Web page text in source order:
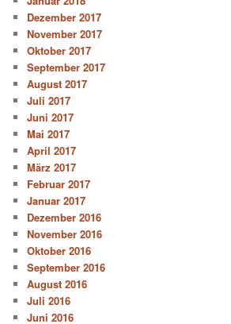
Dezember 2017
November 2017
Oktober 2017
September 2017
August 2017
Juli 2017
Juni 2017
Mai 2017
April 2017
März 2017
Februar 2017
Januar 2017
Dezember 2016
November 2016
Oktober 2016
September 2016
August 2016
Juli 2016
Juni 2016